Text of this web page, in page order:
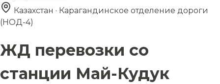
Казахстан · Карагандинское отделение дороги
(НОД-4)
ЖД перевозки со
станции Май-Кудук